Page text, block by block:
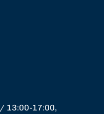
13:00-17:00,